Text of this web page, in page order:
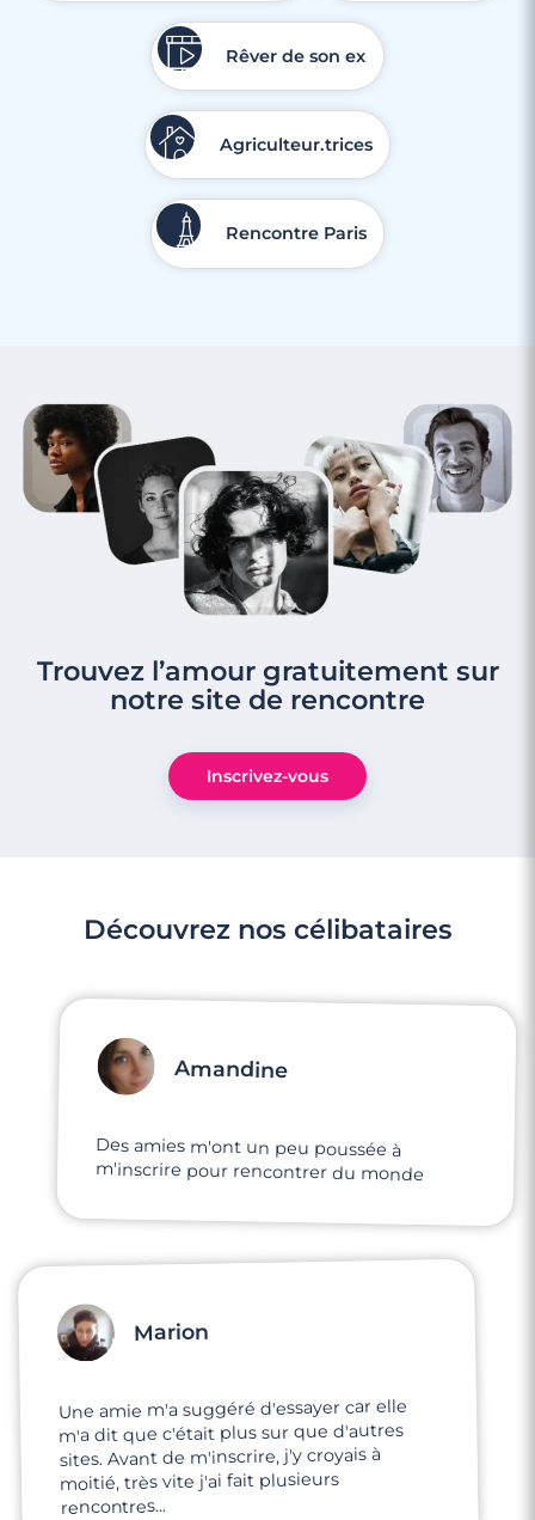
Rêver de son ex
Agriculteur.trices
Rencontre Paris
Trouvez l’amour gratuitement sur
notre site de rencontre
Inscrivez-vous
Découvrez nos célibataires
Amandine
Des amies m'ont un peu poussée à
m'inscrire pour rencontrer du monde
Marion
Une amie m'a suggéré d'essayer car elle
m'a dit que c'était plus sur que d'autres
sites. Avant de m'inscrire, j'y croyais à
moitié, très vite j'ai fait plusieurs
rencontres...